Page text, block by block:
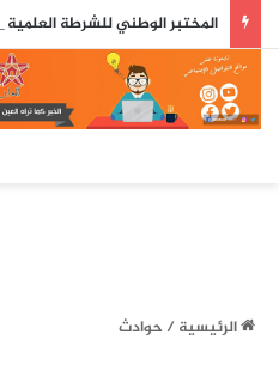
الرئيسية/حوادث